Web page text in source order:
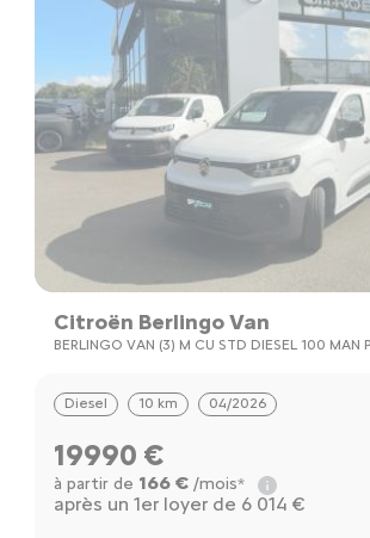
Citroën Berlingo Van
BERLINGO VAN (3) M CU STD DIESEL 100 MAN
Diesel 10 km 04/2026
19990 €
à partir de 166 €/mois*
après un 1er loyer de 6 014 €